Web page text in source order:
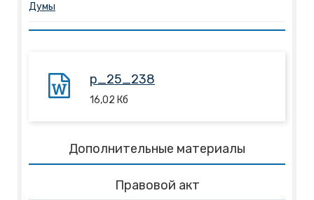
Думы
p_25_238
16,02 Кб
Дополнительные материалы
Правовой акт